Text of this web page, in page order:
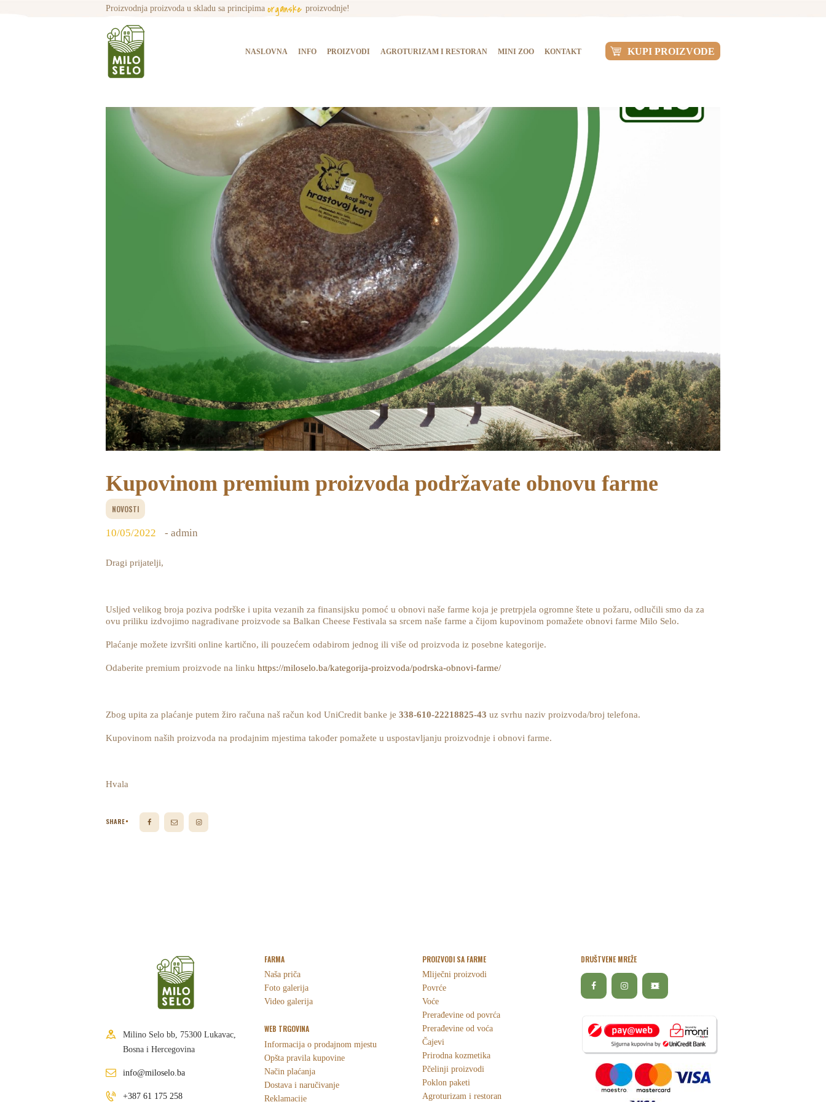
Proizvodnja proizvoda u skladu sa principima organske proizvodnje!
NASLOVNA INFO PROIZVODI AGROTURIZAM I RESTORAN MINI ZOO KONTAKT KUPI PROIZVODE
NASLOVNA
INFO
AGROTURIZAM I
RESTORAN
MINI ZOO
KONTAKT
KUPI PROIZVODE
Kupovinom premium proizvoda podržavate obnovu farme
NOVOSTI
10/05/2022 - admin
Dragi prijatelji,
Usljed velikog broja poziva podrške i upita vezanih za finansijsku pomoć u obnovi naše farme koja je pretrpjela ogromne štete u požaru, odlučili smo da za
ovu priliku izdvojimo nagrađivane proizvode sa Balkan Cheese Festivala sa srcem naše farme a čijom kupovinom pomažete obnovi farme Milo Selo.
Plaćanje možete izvršiti online kartično, ili pouzećem odabirom jednog ili više od proizvoda iz posebne kategorije.
Odaberite premium proizvode na linku https://miloselo.ba/kategorija-proizvoda/podrska-obnovi-farme/
Zbog upita za plaćanje putem žiro računa naš račun kod UniCredit banke je 338-610-22218825-43 uz svrhu naziv proizvoda/broj telefona.
Kupovinom naših proizvoda na prodajnim mjestima također pomažete u uspostavljanju proizvodnje i obnovi farme.
Hvala
SHARE
Milino Selo bb, 75300 Lukavac,
Bosna i Hercegovina
info@miloselo.ba
+387 61 175 258
FARMA
Naša priča
Foto galerija
Video galerija
WEB TRGOVINA
Informacija o prodajnom mjestu
Opšta pravila kupovine
Način plaćanja
Dostava i naručivanje
Reklamacije
PROIZVODI SA FARME
Mliječni proizvodi
Povrće
Voće
Prerađevine od povrća
Prerađevine od voća
Čajevi
Prirodna kozmetika
Pčelinji proizvodi
Poklon paketi
Agroturizam i restoran
DRUŠTVENE MREŽE